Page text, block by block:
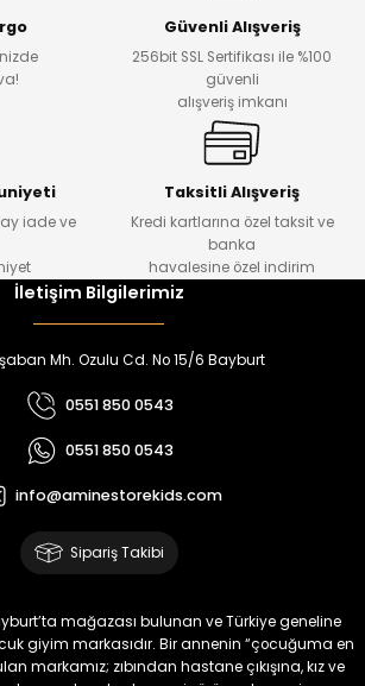
Tunik Gömlek Navi Kız Çocuk Kot Pantolon
₺ 650
%15
Tivon Kız Çocuk 3’lü Takım
₺ 2.340
Tayt
Yeni
Koren Kız Çocuk ve Bebek Tayt
₺ 320
₺ 250
Güvenli Alışveriş
256bit SSL Sertifikası ile %100
güvenli
alışveriş imkanı
iade ve
Taksitli Alışveriş
Kredi kartlarına özel taksit ve
banka
havalesine özel indirim
İletişim Bilgilerimiz
Mh. Ozulu Cd. No 15/6 Bayburt
0551 850 0543
0551 850 0543
info@aminestorekids.com
Sipariş Takibi
mağazası bulunan ve Türkiye geneline
giyim markasıdır. Bir annenin “çocuğuma en
markamız; zıbından hastane çıkışına, kız ve